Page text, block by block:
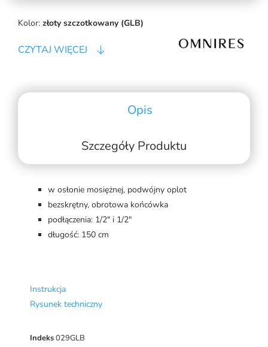
Kolor: złoty szczotkowany (GLB)
CZYTAJ WIĘCEJ
Opis
Szczegóły Produktu
w osłonie mosiężnej, podwójny oplot
bezskrętny, obrotowa końcówka
podłączenia: 1/2" i 1/2"
długość: 150 cm
Instrukcja
Rysunek techniczny
Indeks029GLB